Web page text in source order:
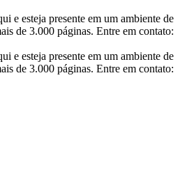
e esteja presente em um ambiente de
de 3.000 páginas. Entre em contato:
e esteja presente em um ambiente de
de 3.000 páginas. Entre em contato: